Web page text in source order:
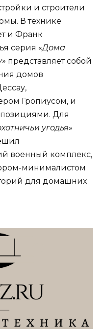
и строители
В технике
и Франк
серия «Дома
представляет собой
домов
Гропиусом, и
Для
угодья»
военный комплекс,
минималистом
для домашних